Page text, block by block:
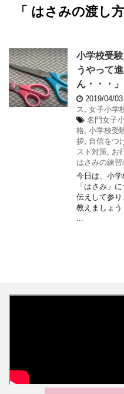
「 はさみの渡し
小学校受
うやって
ん・・・」
2019/04/03
ス
女子小学
名門女子
格 小学校受
拶 自信をつ
スト対策 お
はさみの練
今日は、小
「はさみ」
伝えして参
教えましょ